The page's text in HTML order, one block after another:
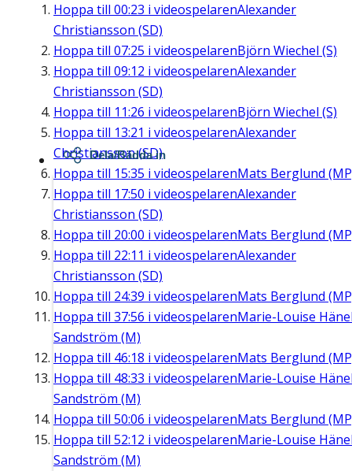
Hoppa till 00:23 i videospelarenAlexander
Christiansson (SD)
Hoppa till 07:25 i videospelarenBjörn Wiechel (S)
Hoppa till 09:12 i videospelarenAlexander
Christiansson (SD)
Hoppa till 11:26 i videospelarenBjörn Wiechel (S)
Hoppa till 13:21 i videospelarenAlexander
Christiansson (SD)
Hoppa till 15:35 i videospelarenMats Berglund
Hoppa till 17:50 i videospelarenAlexander
Christiansson (SD)
Hoppa till 20:00 i videospelarenMats Berglund
Hoppa till 22:11 i videospelarenAlexander
Christiansson (SD)
Hoppa till 24:39 i videospelarenMats Berglund
Hoppa till 37:56 i videospelarenMarie-Louise
Sandström (M)
Hoppa till 46:18 i videospelarenMats Berglund
Hoppa till 48:33 i videospelarenMarie-Louise
Sandström (M)
Hoppa till 50:06 i videospelarenMats Berglund
Hoppa till 52:12 i videospelarenMarie-Louise
Sandström (M)
Dela/Bädda in